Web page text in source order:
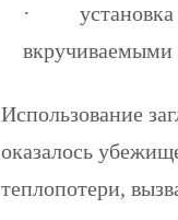
· установка
вкручиваемыми
Использование
оказалось
теплопотери,